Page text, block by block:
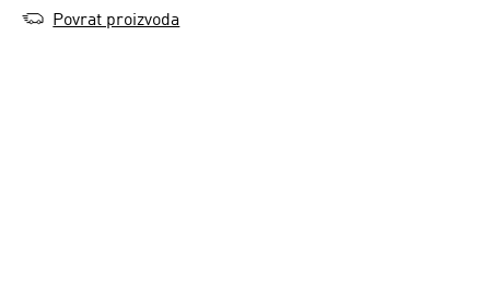
Povrat proizvoda